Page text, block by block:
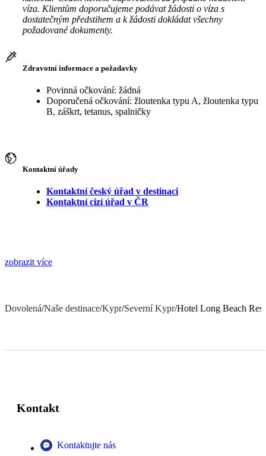
víza. Klientům doporučujeme podávat žádosti o víza s
dostatečným předstihem a k žádosti dokládat všechny
požadované dokumenty.
Zdravotní informace a požadavky
Povinná očkování: žádná
Doporučená očkování: žloutenka typu A, žloutenka typu
B, záškrt, tetanus, spalničky
Kontaktní úřady
Kontaktní český úřad v destinaci
Kontaktní cizí úřad v ČR
zobrazit více
Dovolená/Naše destinace/Kypr/Severní Kypr/Hotel Long Beach
Kontakt
Kontaktujte nás